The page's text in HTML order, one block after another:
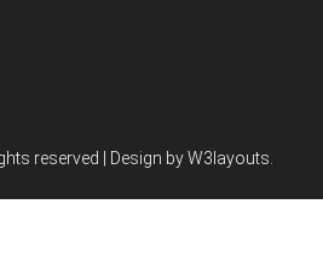
reserved | Design byW3layouts.